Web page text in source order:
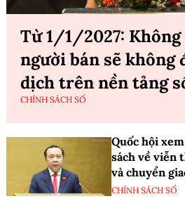
Từ 1/1/2027: Không
người bán sẽ không
dịch trên nền tảng
CHÍNH SÁCH SỐ
Quốc hội
sách về viễn
và chuyển
CHÍNH SÁCH SỐ